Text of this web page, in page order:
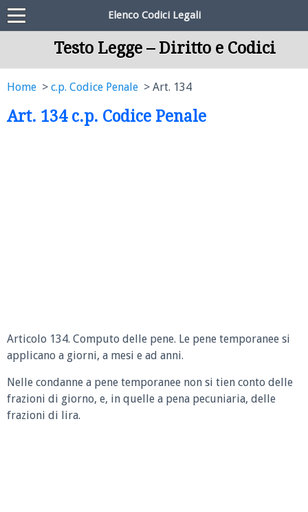
Elenco Codici Legali
Testo Legge – Diritto e Codici
Home c.p. Codice Penale Art. 134
Art. 134 c.p. Codice Penale
Articolo 134. Computo delle pene. Le pene temporanee si
applicano a giorni, a mesi e ad anni.
Nelle condanne a pene temporanee non si tien conto delle
frazioni di giorno, e, in quelle a pena pecuniaria, delle
frazioni di lira.